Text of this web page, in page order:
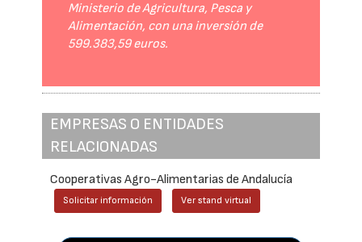
Ministerio de Agricultura, Pesca y
Alimentación, con una inversión de
599.383,59 euros.
EMPRESAS O ENTIDADES
RELACIONADAS
Cooperativas Agro-Alimentarias de Andalucía
Solicitar información Ver stand virtual